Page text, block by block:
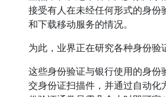
接受有人在未经任何形式的身份
和下载移动服务的情况。
为此，业界正在研究各种身份验
这些身份验证与银行使用的身份
交身份证扫描件，并通过自动化